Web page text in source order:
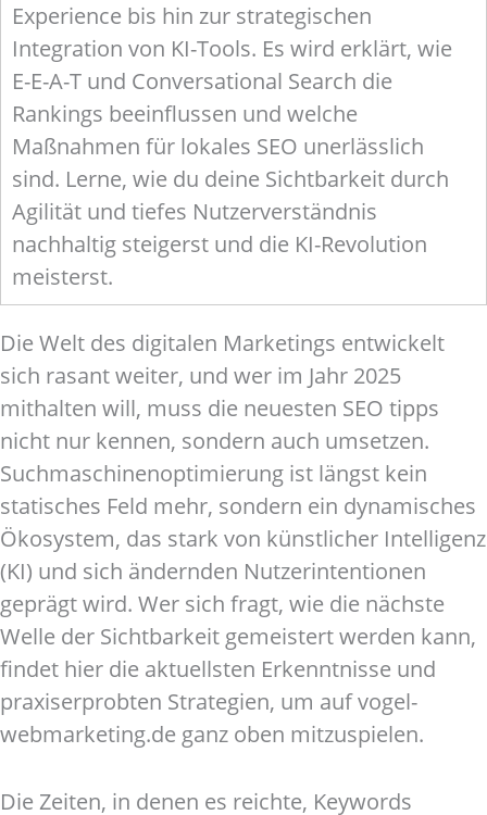
Experience bis hin zur strategischen
Integration von KI-Tools. Es wird erklärt, wie
E-E-A-T und Conversational Search die
Rankings beeinflussen und welche
Maßnahmen für lokales SEO unerlässlich
sind. Lerne, wie du deine Sichtbarkeit durch
Agilität und tiefes Nutzerverständnis
nachhaltig steigerst und die KI-Revolution
meisterst.
Die Welt des digitalen Marketings entwickelt
sich rasant weiter, und wer im Jahr 2025
mithalten will, muss die neuesten SEO tipps
nicht nur kennen, sondern auch umsetzen.
Suchmaschinenoptimierung ist längst kein
statisches Feld mehr, sondern ein dynamisches
Ökosystem, das stark von künstlicher Intelligenz
(KI) und sich ändernden Nutzerintentionen
geprägt wird. Wer sich fragt, wie die nächste
Welle der Sichtbarkeit gemeistert werden kann,
findet hier die aktuellsten Erkenntnisse und
praxiserprobten Strategien, um auf vogel-
webmarketing.de ganz oben mitzuspielen.
Die Zeiten, in denen es reichte, Keywords